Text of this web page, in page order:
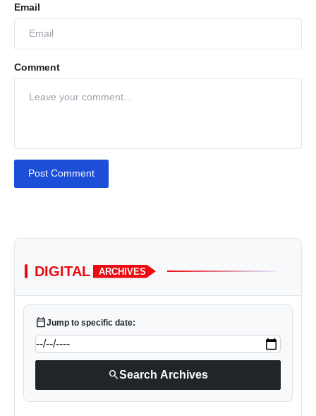
Email
Comment
Post Comment
DIGITAL ARCHIVES
calendar_todayJump to specific date:
searchSearch Archives